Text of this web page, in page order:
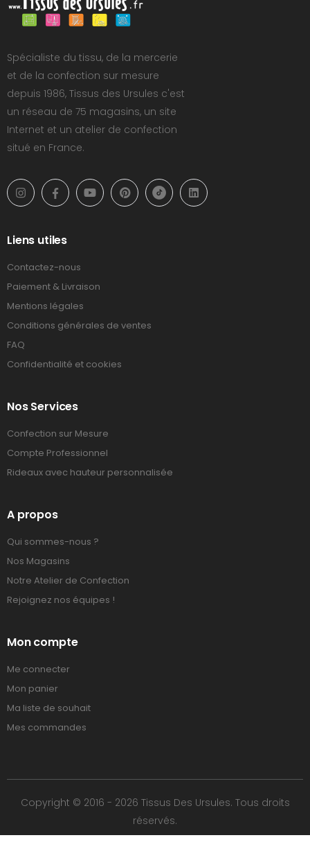
Spécialiste du tissu, de la mercerie
et de la confection sur mesure
depuis 1986, Tissus des Ursules c'est
un réseau de 75 magasins, un site
Internet et un atelier de confection
situé en France.
Liens utiles
Contactez-nous
Paiement & Livraison
Mentions légales
Conditions générales de ventes
FAQ
Confidentialité et cookies
Nos Services
Confection sur Mesure
Compte Professionnel
Rideaux avec hauteur personnalisée
A propos
Qui sommes-nous ?
Nos Magasins
Notre Atelier de Confection
Rejoignez nos équipes !
Mon compte
Me connecter
Mon panier
Ma liste de souhait
Mes commandes
Copyright © 2016 - 2026 Tissus Des Ursules. Tous droits
réservés.